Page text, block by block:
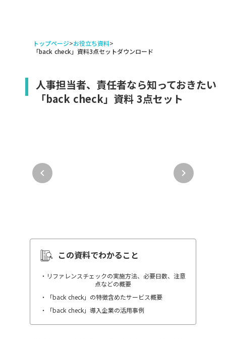
トップページ>お役立ち資料>
「back check」資料3点セットダウンロード
人事担当者、責任者なら知っておきたい
「back check」資料 3点セット
keyboard_arrow_left keyboard_arrow_right
この資料でわかること
・リファレンスチェックの実施方法、必要日数、注意
点などの概要
・「back check」の特徴含めたサービス概要
・「back check」導入企業の活用事例